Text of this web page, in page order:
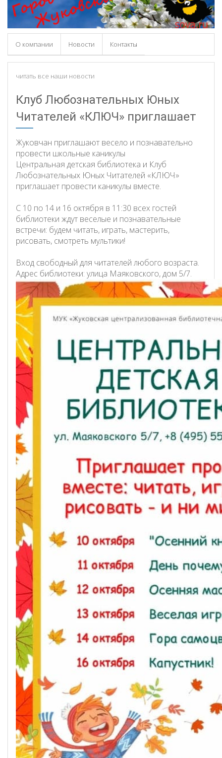
О компании Новости Контакты
читать все наши новости
Клуб Любознательных Юных
Читателей «КЛЮЧ» приглашает
Жуковчан приглашают весело и познавательно
провести школьные каникулы
Центральная детская библиотека и Клуб
Любознательных Юных Читателей «КЛЮЧ»
приглашает провести каникулы вместе.
С 10 по 14 и 16 октября в 11:30 всех гостей
библиотеки ждут веселые и познавательные
встречи: будем читать, играть, мастерить,
рисовать, смотреть мультики!
Вход свободный для читателей любого возраста.
Адрес библиотеки: улица Маяковского, дом 5/7.